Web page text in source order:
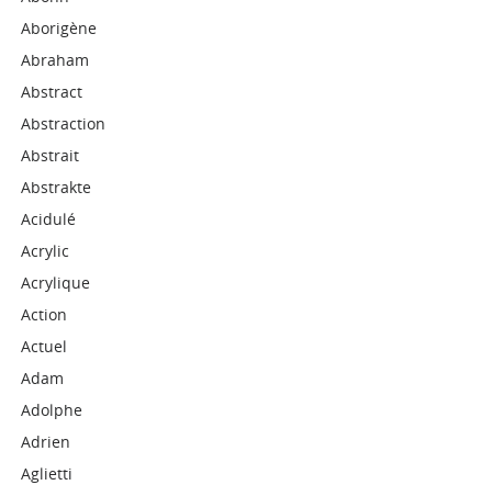
Aborigène
Abraham
Abstract
Abstraction
Abstrait
Abstrakte
Acidulé
Acrylic
Acrylique
Action
Actuel
Adam
Adolphe
Adrien
Aglietti